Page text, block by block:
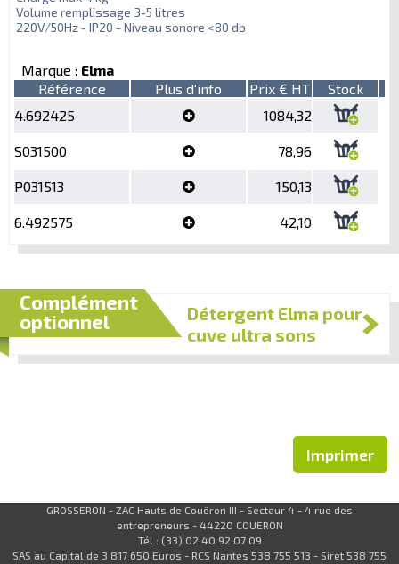
Volume remplissage 3-5 litres
220V/50Hz - IP20 - Niveau sonore <80 db
Marque : Elma
Référence
Plus d'info Prix € HT
Stock
4.692425
1084,32
S031500 78,96
P031513 150,13
6.492575 42,10
Complément
optionnel
Détergent Elma pour
cuve ultra sons
Imprimer
GROSSERON - ZAC Hauts de Couëron III - Secteur 4 - 4 rue des
entrepreneurs - 44220 COUERON
Tél : (33) 02 40 92 07 09
SAS au Capital de 3 817 650 Euros - RCS Nantes 538 755 513 - Siret 538 755